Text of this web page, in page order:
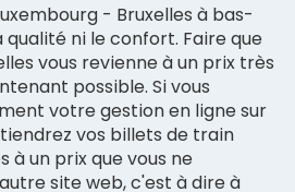
- Bruxelles à bas-
qualité ni le confort. Faire que
vous revienne à un prix très
possible. Si vous
votre gestion en ligne sur
vos billets de train
à un prix que vous ne
site web, c'est à dire à